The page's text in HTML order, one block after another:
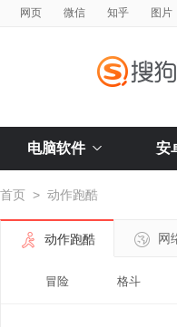
网页 微信 知乎 图片
电脑软件 安
首页 > 动作跑酷
动作跑酷 网
冒险 格斗